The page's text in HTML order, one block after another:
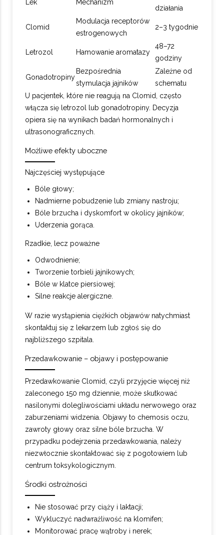
Lek Mechanizm
działania
Clomid
Modulacja receptorów
estrogenowych
2–3 tygodnie
Letrozol Hamowanie aromatazy
48–72
godziny
Gonadotropiny
Bezpośrednia
stymulacja jajników
Zależne od
schematu
U pacjentek, które nie reagują na Clomid, często
włącza się letrozol lub gonadotropiny. Decyzja
opiera się na wynikach badań hormonalnych i
ultrasonograficznych.
Możliwe efekty uboczne
Najczęściej występujące
Bóle głowy;
Nadmierne pobudzenie lub zmiany nastroju;
Bóle brzucha i dyskomfort w okolicy jajników;
Uderzenia gorąca.
Rzadkie, lecz poważne
Odwodnienie;
Tworzenie torbieli jajnikowych;
Bóle w klatce piersiowej;
Silne reakcje alergiczne.
W razie wystąpienia ciężkich objawów natychmiast
skontaktuj się z lekarzem lub zgłoś się do
najbliższego szpitala.
Przedawkowanie – objawy i postępowanie
Przedawkowanie Clomid, czyli przyjęcie więcej niż
zaleconego 150 mg dziennie, może skutkować
nasilonymi dolegliwościami układu nerwowego oraz
zaburzeniami widzenia. Objawy to chemosis oczu,
zawroty głowy oraz silne bóle brzucha. W
przypadku podejrzenia przedawkowania, należy
niezwłocznie skontaktować się z pogotowiem lub
centrum toksykologicznym.
Środki ostrożności
Nie stosować przy ciąży i laktacji;
Wykluczyć nadwrażliwość na klomifen;
Monitorować pracę wątroby i nerek;